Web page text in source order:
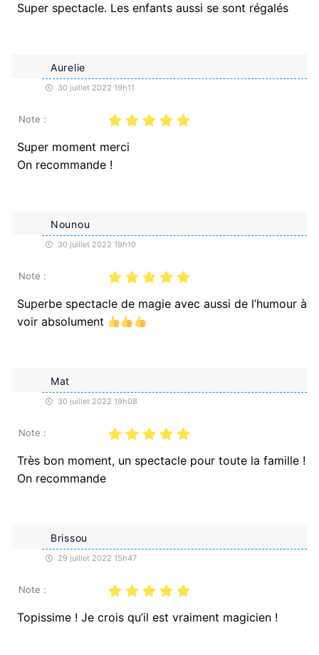
Super spectacle. Les enfants aussi se sont régalés
Aurelie
30 juillet 2022 19h11
Note :
Super moment merci
On recommande !
Nounou
30 juillet 2022 19h10
Note :
Superbe spectacle de magie avec aussi de l’humour à
voir absolument
Mat
30 juillet 2022 19h08
Note :
Très bon moment, un spectacle pour toute la famille !
On recommande
Brissou
29 juillet 2022 15h47
Note :
Topissime ! Je crois qu’il est vraiment magicien !